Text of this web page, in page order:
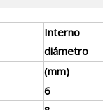
Interno
diámetro
(mm)
6